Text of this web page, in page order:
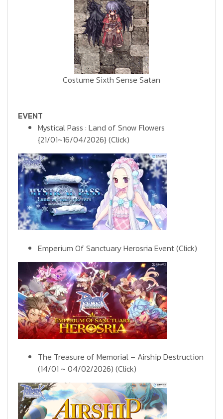
Costume Sixth Sense Satan
EVENT
Mystical Pass : Land of Snow Flowers
{21/01~16/04/2026} (Click)
Emperium Of Sanctuary Herosria Event(Click)
The Treasure of Memorial – Airship Destruction
(14/01 ~ 04/02/2026) (Click)